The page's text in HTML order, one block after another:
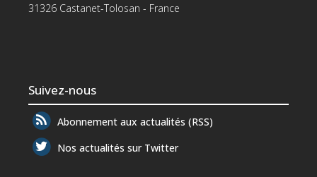
31326 Castanet-Tolosan - France
Suivez-nous
Abonnement aux actualités (RSS)
Nos actualités sur Twitter